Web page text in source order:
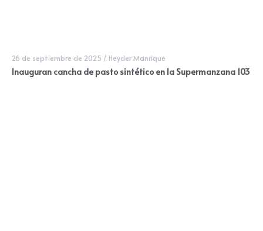
26 de septiembre de 2025 / Heyder Manrique
Inauguran cancha de pasto sintético en la Supermanzana 103